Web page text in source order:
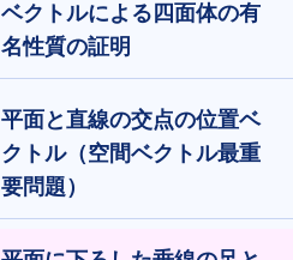
ベクトルによる四面体の有
名性質の証明
平面と直線の交点の位置ベ
クトル（空間ベクトル最重
要問題）